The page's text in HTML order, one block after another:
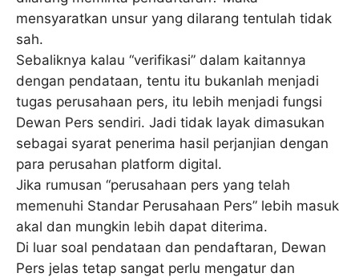
mensyaratkan unsur yang dilarang tentulah tidak
sah.
Sebaliknya kalau “verifikasi” dalam kaitannya
dengan pendataan, tentu itu bukanlah menjadi
tugas perusahaan pers, itu lebih menjadi fungsi
Dewan Pers sendiri. Jadi tidak layak dimasukan
sebagai syarat penerima hasil perjanjian dengan
para perusahan platform digital.
Jika rumusan “perusahaan pers yang telah
memenuhi Standar Perusahaan Pers” lebih masuk
akal dan mungkin lebih dapat diterima.
Di luar soal pendataan dan pendaftaran, Dewan
Pers jelas tetap sangat perlu mengatur dan